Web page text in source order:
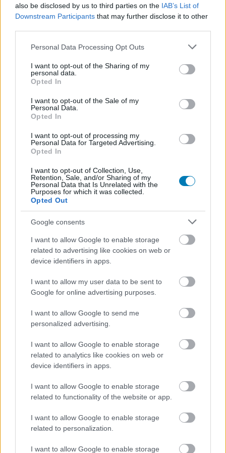
also be disclosed by us to third parties on the IAB’s List of
Downstream Participants that may further disclose it to other
Please note that this website/app uses one or more Google
not limited to your visit or usage behaviour. You may click to
grant or deny consent to Google and its third-party tags to
use your data for below specified purposes in below Google
consent section.
Personal Data Processing Opt Outs
I want to opt-out of the Sharing of my
personal data.
Opted In
I want to opt-out of the Sale of my
Personal Data.
Opted In
I want to opt-out of processing my
Personal Data for Targeted Advertising.
Opted In
I want to opt-out of Collection, Use,
Retention, Sale, and/or Sharing of my
Personal Data that Is Unrelated with the
Purposes for which it was collected.
Opted Out
Google consents
I want to allow Google to enable storage
related to advertising like cookies on web or
device identifiers in apps.
I want to allow my user data to be sent to
Google for online advertising purposes.
I want to allow Google to send me
personalized advertising.
I want to allow Google to enable storage
related to analytics like cookies on web or
device identifiers in apps.
I want to allow Google to enable storage
related to functionality of the website or app.
I want to allow Google to enable storage
related to personalization.
I want to allow Google to enable storage
AI-ügynökökkel erősít a Google
a játékfejlesztésben
2026 március 11. 16:01
Új felhős eszközökkel gyorsítaná a Google a
Living Games koncepciót.
Unmute Loaded:
mutatta be Living Games koncepciójának következő
fázisát, amelyben az autonóm AI-ügynökök
kulcsszerepet kapnak a felhőalapú játékfejlesztés
támogatásában. A vállalat célja, hogy a Google Cloud ne
legyen a következő generációs játékok mögött. Az új
rendszer a Gemini 3 Pro, a Flash, a Gemini Enterprise és
a Vertex AI szolgáltatásokat integrálja egy kifejezetten
játékfejlesztésre optimalizált környezetbe. A Google
szerint a platform képes automatizálni az ismétlődő
miközben olyan AI-alapú eszközöket kínál, amelyek
dinamikusabb, reagálóbb játékkörnyezeteket hoznak